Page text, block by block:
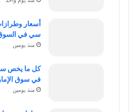
أسعار
سي في السوق
منذ يومين
كل ما يخص
في سوق
منذ يومين